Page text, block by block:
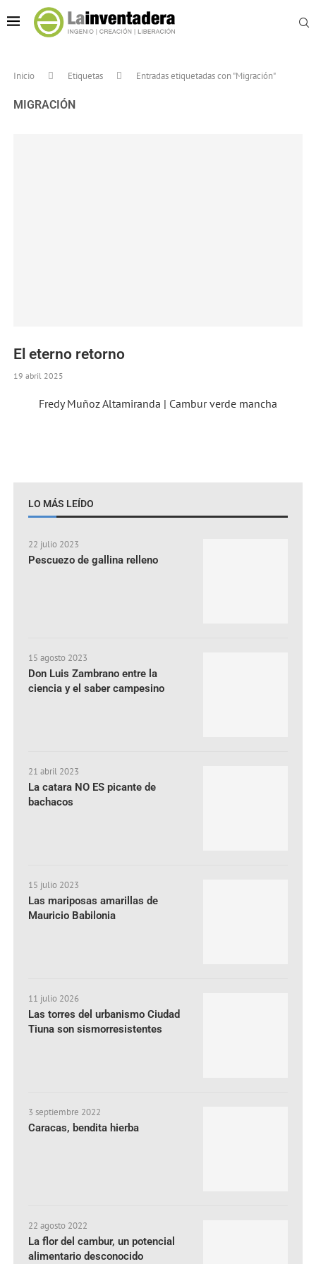
Inicio Etiquetas Entradas etiquetadas con "Migración"
MIGRACIÓN
El eterno retorno
19 abril 2025
Fredy Muñoz Altamiranda | Cambur verde mancha
LO MÁS LEÍDO
22 julio 2023
Pescuezo de gallina relleno
15 agosto 2023
Don Luis Zambrano entre la
ciencia y el saber campesino
21 abril 2023
La catara NO ES picante de
bachacos
15 julio 2023
Las mariposas amarillas de
Mauricio Babilonia
11 julio 2026
Las torres del urbanismo Ciudad
Tiuna son sismorresistentes
3 septiembre 2022
Caracas, bendita hierba
22 agosto 2022
La flor del cambur, un potencial
alimentario desconocido